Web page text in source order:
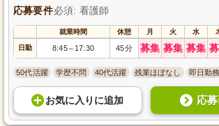
応募要件必須: 看護師
就業時間 休憩 月 火 水
日勤 8:45～ 17:30 45分 募集 募集 募集
50代活躍 学歴不問 40代活躍 残業ほぼなし 即日勤
お気に入り に追加 応